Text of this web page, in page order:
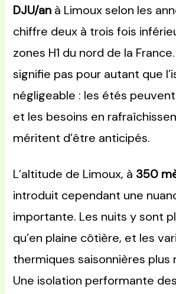
DJU/an à Limoux selon les
chiffre deux à trois fois
zones H1 du nord de la
signifie pas pour autant que
négligeable : les étés
et les besoins en
méritent d’être anticipés.
L’altitude de Limoux, à 350
introduit cependant une
importante. Les nuits y sont
qu’en plaine côtière, et les
thermiques saisonnières plus
Une isolation performante